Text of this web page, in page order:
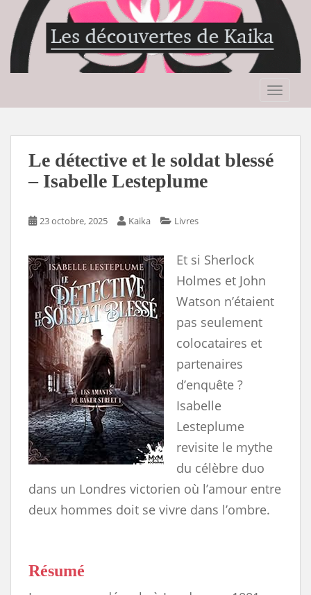
Le détective et le soldat blessé
– Isabelle Lesteplume
23 octobre, 2025 Kaika Livres
Et si Sherlock
Holmes et John
Watson n’étaient
pas seulement
colocataires et
partenaires
d’enquête ?
Isabelle
Lesteplume
revisite le mythe
du célèbre duo
dans un Londres victorien où l’amour entre
deux hommes doit se vivre dans l’ombre.
Résumé